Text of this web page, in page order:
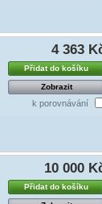
4 363
Přidat do košíku
Zobrazit
k porovnávání
10 000
Přidat do košíku